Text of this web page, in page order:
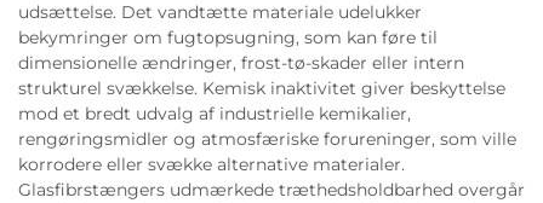
udsættelse. Det vandtætte materiale udelukker
bekymringer om fugtopsugning, som kan føre til
dimensionelle ændringer, frost-tø-skader eller intern
strukturel svækkelse. Kemisk inaktivitet giver beskyttelse
mod et bredt udvalg af industrielle kemikalier,
rengøringsmidler og atmosfæriske forureninger, som ville
korrodere eller svække alternative materialer.
Glasfibrstængers udmærkede træthedsholdbarhed overgår